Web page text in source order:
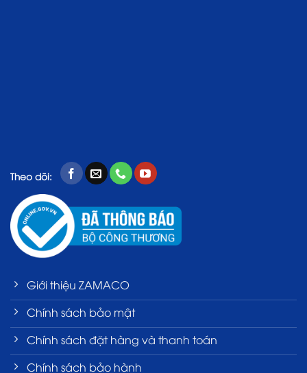
Theo dõi:
Giới thiệu ZAMACO
Chính sách bảo mật
Chính sách đặt hàng và thanh toán
Chính sách bảo hành